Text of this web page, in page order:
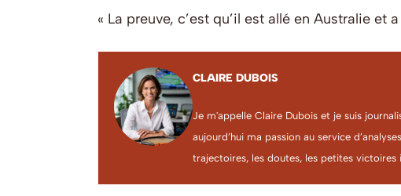
« La preuve, c’est qu’il est allé en Australie et
CLAIRE DUBOIS
Je m'appelle Claire Dubois et je suis
aujourd’hui ma passion au service
trajectoires, les doutes, les petites victoires